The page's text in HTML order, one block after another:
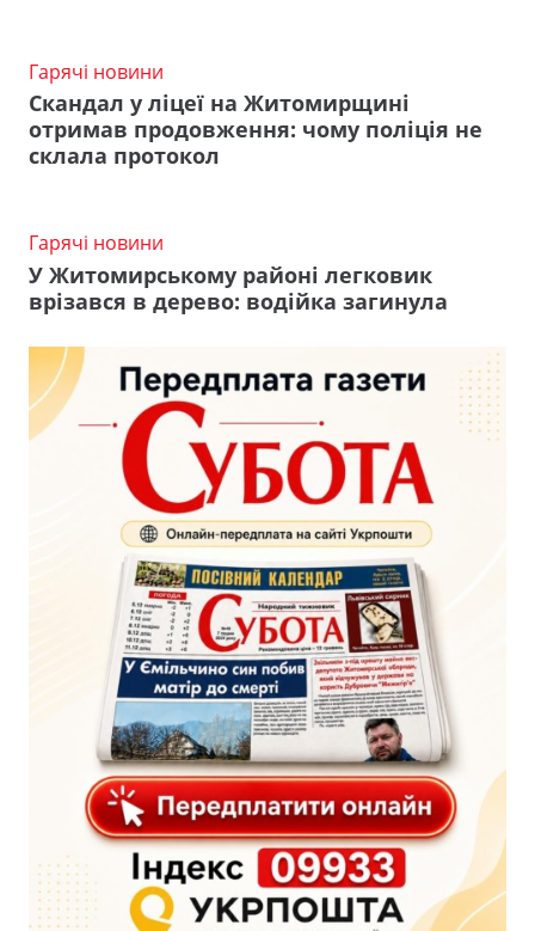
Гарячі новини
Скандал у ліцеї на Житомирщині
отримав продовження: чому поліція не
склала протокол
Гарячі новини
У Житомирському районі легковик
врізався в дерево: водійка загинула